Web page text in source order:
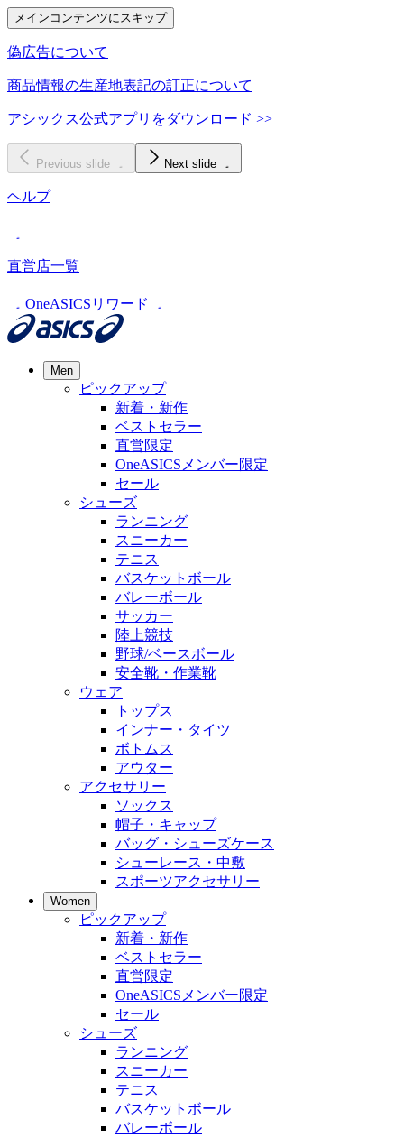
メインコンテンツにスキップ
偽広告について
商品情報の生産地表記の訂正について
アシックス公式アプリをダウンロード >>
Previous slide Next slide
ヘルプ
直営店一覧
OneASICSリワード
Men
ピックアップ
新着・新作
ベストセラー
直営限定
OneASICSメンバー限定
セール
シューズ
ランニング
スニーカー
テニス
バスケットボール
バレーボール
サッカー
陸上競技
野球/ベースボール
安全靴・作業靴
ウェア
トップス
インナー・タイツ
ボトムス
アウター
アクセサリー
ソックス
帽子・キャップ
バッグ・シューズケース
シューレース・中敷
スポーツアクセサリー
Women
ピックアップ
新着・新作
ベストセラー
直営限定
OneASICSメンバー限定
セール
シューズ
ランニング
スニーカー
テニス
バスケットボール
バレーボール